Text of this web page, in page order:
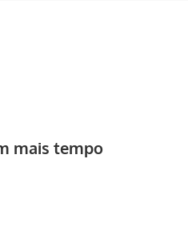
mais tempo